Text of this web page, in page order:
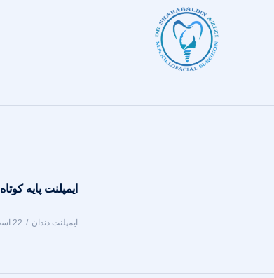
ایمپلنت پایه کوتاه
ایمپلنت دندان 22 اسفند 1403